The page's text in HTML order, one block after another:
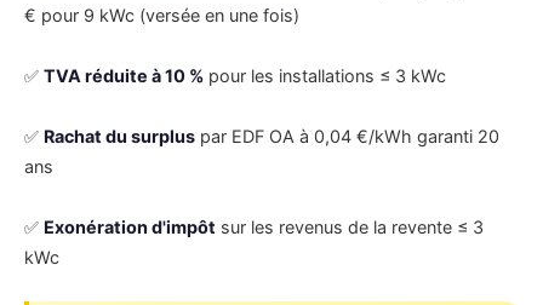
€ pour 9 kWc (versée en une fois)
✅ TVA réduite à 10 % pour les installations ≤ 3 kWc
✅ Rachat du surplus par EDF OA à 0,04 €/kWh garanti 20
ans
✅ Exonération d'impôt sur les revenus de la revente ≤ 3
kWc